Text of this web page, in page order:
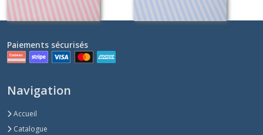
Paiements sécurisés
Navigation
Accueil
Catalogue